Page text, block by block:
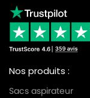
Nos produits :
Sacs aspirateur